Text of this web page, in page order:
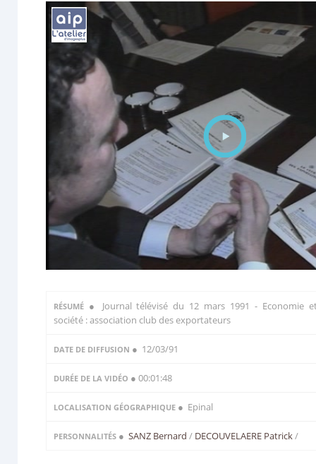
RÉSUMÉ ● Journal télévisé du 12 mars 1991 - Economie
société : association club des exportateurs
DATE DE DIFFUSION ● 12/03/91
DURÉE DE LA VIDÉO ● 00:01:48
LOCALISATION GÉOGRAPHIQUE ● Epinal
PERSONNALITÉS ● SANZ Bernard / DECOUVELAERE Patrick/